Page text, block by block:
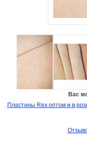
Вас
Пластины Rex оптом и в